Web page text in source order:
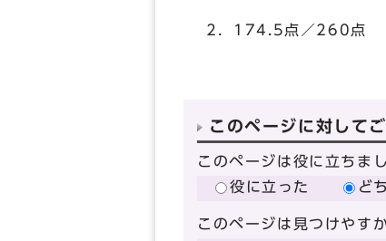
2．174.5点／260点
このページに対して
このページは役に立ちま
役に立った
ど
このページは見つけやす